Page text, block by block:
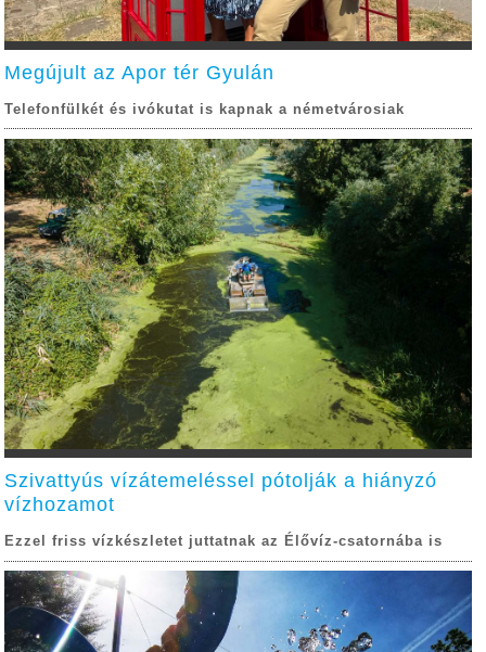
Megújult az Apor tér Gyulán
Telefonfülkét és ivókutat is kapnak a németvárosiak
Szivattyús vízátemeléssel pótolják a hiányzó
vízhozamot
Ezzel friss vízkészletet juttatnak az Élővíz-csatornába is